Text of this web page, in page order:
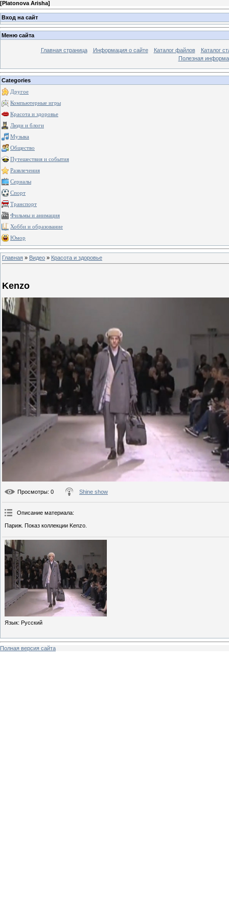
[Platonova Arisha]
Вход на сайт
Меню сайта
Главная страница Информация о сайте Каталог файлов
Каталог
Полезная
Categories
Другое
Компьютерные игры
Красота и здоровье
Люди и блоги
Музыка
Общество
Путешествия и события
Развлечения
Сериалы
Спорт
Транспорт
Фильмы и анимация
Хобби и образование
Юмор
Главная » Видео » Красота и здоровье
Kenzo
Просмотры: 0 Shine show
Описание материала:
Париж. Показ коллекции Kenzo.
Язык: Русский
Полная версия сайта